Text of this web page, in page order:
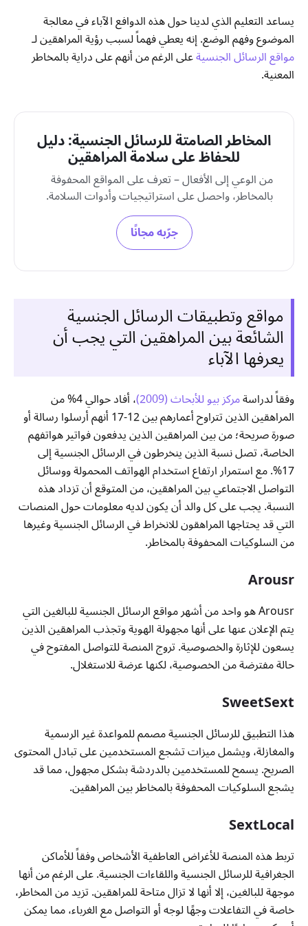
يساعد التعليم الذي لدينا حول هذه الدوافع الآباء في معالجة
الموضوع وفهم الوضع. إنه يعطي فهماً لسبب رؤية المراهقين لـ
مواقع الرسائل الجنسيةعلى الرغم من أنهم على دراية بالمخاطر
المعنية.
المخاطر الصامتة للرسائل الجنسية: دليل
للحفاظ على سلامة المراهقين
من الوعي إلى الأفعال – تعرف على المواقع المحفوفة
بالمخاطر، واحصل على استراتيجيات وأدوات السلامة.
جرّبه مجانًا
مواقع وتطبيقات الرسائل الجنسية
الشائعة بين المراهقين التي يجب أن
يعرفها الآباء
وفقاً لدراسةمركز بيو للأبحاث (2009) ، أفاد حوالي 4% من
المراهقين الذين تتراوح أعمارهم بين 12-17 أنهم أرسلوا رسالة أو
صورة صريحة؛ من بين المراهقين الذين يدفعون فواتير هواتفهم
الخاصة، تصل نسبة الذين ينخرطون في الرسائل الجنسية إلى
17%. مع استمرار ارتفاع استخدام الهواتف المحمولة ووسائل
التواصل الاجتماعي بين المراهقين، من المتوقع أن تزداد هذه
النسبة. يجب على كل والد أن يكون لديه معلومات حول المنصات
التي قد يحتاجها المراهقون للانخراط في الرسائل الجنسية وغيرها
من السلوكيات المحفوفة بالمخاطر.
Arousr
Arousr هو واحد من أشهر مواقع الرسائل الجنسية للبالغين التي
يتم الإعلان عنها على أنها مجهولة الهوية وتجذب المراهقين الذين
يسعون للإثارة والخصوصية. تروج المنصة للتواصل المفتوح في
حالة مفترضة من الخصوصية، لكنها عرضة للاستغلال.
SweetSext
هذا التطبيق للرسائل الجنسية مصمم للمواعدة غير الرسمية
والمغازلة، ويشمل ميزات تشجع المستخدمين على تبادل المحتوى
الصريح. يسمح للمستخدمين بالدردشة بشكل مجهول، مما قد
يشجع السلوكيات المحفوفة بالمخاطر بين المراهقين.
SextLocal
تربط هذه المنصة للأغراض العاطفية الأشخاص وفقاً للأماكن
الجغرافية للرسائل الجنسية واللقاءات الجنسية. على الرغم من أنها
موجهة للبالغين، إلا أنها لا تزال متاحة للمراهقين. تزيد من المخاطر،
خاصة في التفاعلات وجهًا لوجه أو التواصل مع الغرباء، مما يمكن